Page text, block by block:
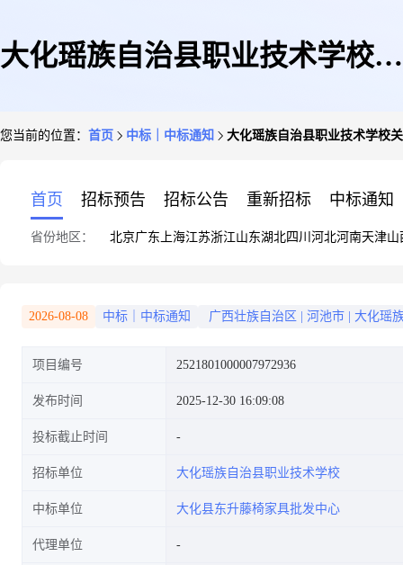
大化瑶族自治县职业技术学校关
您当前的位置： 首页 中标｜中标通知 大化瑶族自治县职业技术学校
首页 招标预告 招标公告 重新招标 中标通知
省份地区： 北京广东 上海江苏浙江山东湖北四川 河北河南天津山
2026-08-08 中标｜中标通知 广西壮族自治区 河池市 大化瑶
项目编号 2521801000007972936
发布时间 2025-12-30 16:09:08
投标截止时间
招标单位 大化瑶族自治县职业技术学校
中标单位 大化县东升藤椅家具批发中心
代理单位